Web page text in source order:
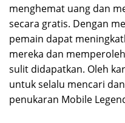
menghemat uang dan
secara gratis. Dengan
pemain dapat
mereka dan
sulit didapatkan. Oleh
untuk selalu mencari
penukaran Mobile